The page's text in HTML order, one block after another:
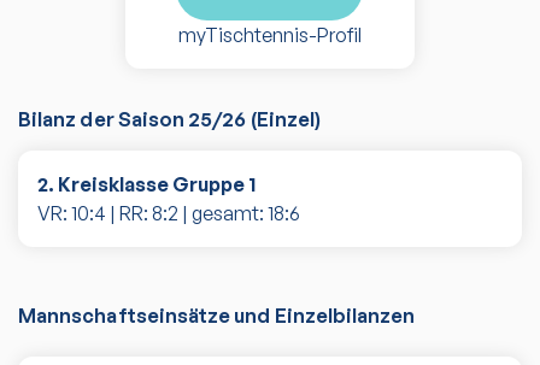
myTischtennis-Profil
Bilanz der Saison 25/26 (Einzel)
2. Kreisklasse Gruppe 1
VR: 10:4 | RR: 8:2 | gesamt: 18:6
Mannschaftseinsätze und Einzelbilanzen